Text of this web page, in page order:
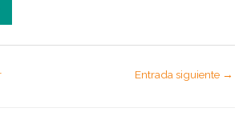
Entrada siguiente →